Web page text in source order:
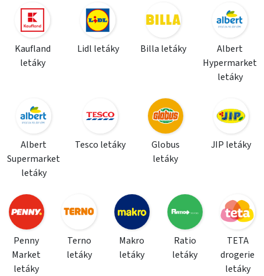
Kaufland
letáky
Lidl letáky Billa letáky
Albert
Hypermarket
letáky
Albert
Supermarket
letáky
Tesco letáky
Globus
letáky
JIP letáky
Penny
Market
letáky
Terno
letáky
Makro
letáky
Ratio
letáky
TETA
drogerie
letáky